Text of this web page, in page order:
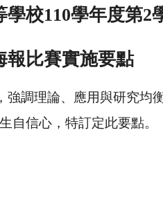
校110學年度第2
報比賽實施要點
強調理論、應用與研究均
自信心，特訂定此要點。